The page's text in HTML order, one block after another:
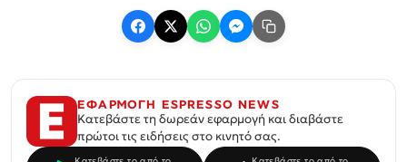
ΕΦΑΡΜΟΓΗ ESPRESSO NEWS
Κατεβάστε τη δωρεάν εφαρμογή και διαβάστε
πρώτοι τις ειδήσεις στο κινητό σας.